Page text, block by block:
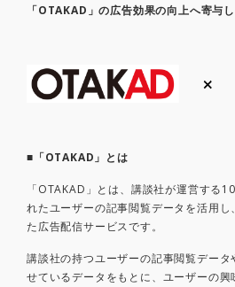
「OTAKAD」の広告効果の向上へ寄与し
■「OTAKAD」とは
「OTAKAD」とは、講談社が運営する
れたユーザーの記事閲覧データを活用
た広告配信サービスです。
講談社の持つユーザーの記事閲覧デー
せているデータをもとに、ユーザーの興